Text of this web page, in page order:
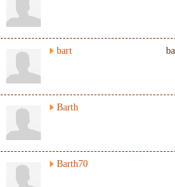
bart
Barth
Barth70